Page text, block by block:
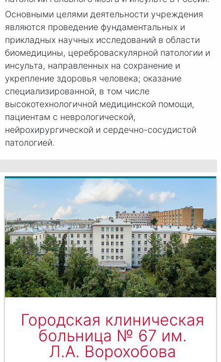
Основными целями деятельности учреждения
являются проведение фундаментальных и
прикладных научных исследований в области
биомедицины, цереброваскулярной патологии и
инсульта, направленных на сохранение и
укрепление здоровья человека; оказание
специализированной, в том числе
высокотехнологичной медицинской помощи,
пациентам с неврологической,
нейрохирургической и сердечно-сосудистой
патологией.
Городская клиническая
больница № 67 им.
Л.А. Ворохобова